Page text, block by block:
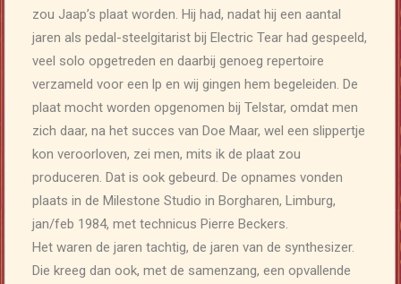
zou Jaap’s plaat worden. Hij had, nadat hij een aantal
jaren als pedal-steelgitarist bij Electric Tear had gespeeld,
veel solo opgetreden en daarbij genoeg repertoire
verzameld voor een lp en wij gingen hem begeleiden. De
plaat mocht worden opgenomen bij Telstar, omdat men
zich daar, na het succes van Doe Maar, wel een slippertje
kon veroorloven, zei men, mits ik de plaat zou
produceren. Dat is ook gebeurd. De opnames vonden
plaats in de Milestone Studio in Borgharen, Limburg,
jan/feb 1984, met technicus Pierre Beckers.
Het waren de jaren tachtig, de jaren van de synthesizer.
Die kreeg dan ook, met de samenzang, een opvallende